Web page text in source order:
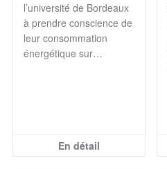
l’université de Bordeaux
à prendre conscience de
leur consommation
énergétique sur…
En détail